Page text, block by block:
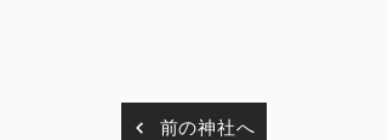
前の神社へ